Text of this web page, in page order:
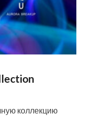
коллекцию